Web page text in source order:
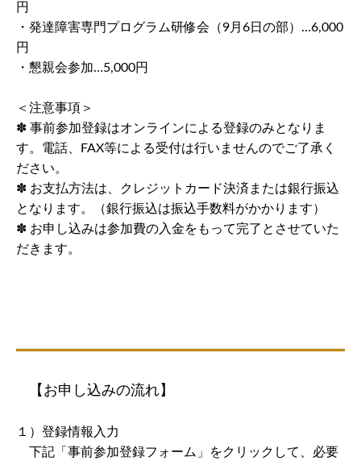
円
・発達障害専門プログラム研修会（9月6日の部）…6,000
円
・懇親会参加…5,000円
＜注意事項＞
✽ 事前参加登録はオンラインによる登録のみとなりま
す。電話、FAX等による受付は行いませんのでご了承く
ださい。
✽ お支払方法は、クレジットカード決済または銀行振込
となります。（銀行振込は振込手数料がかかります）
✽ お申し込みは参加費の入金をもって完了とさせていた
だきます。
【お申し込みの流れ】
１）登録情報入力
下記「事前参加登録フォーム」をクリックして、必要